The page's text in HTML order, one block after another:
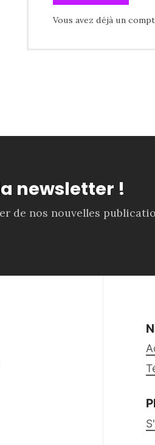
Vous avez déjà un
newsletter !
de nos nouvelles